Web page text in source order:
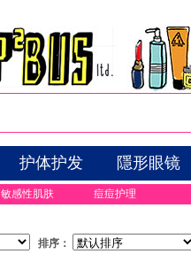
护体护发 隱形眼镜
敏感性肌肤 痘痘护理
排序：